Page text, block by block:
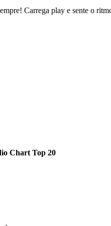
Carrega play e sente o
Chart Top 20